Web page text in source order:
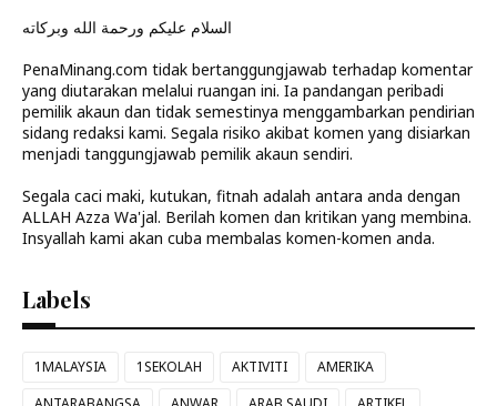
السلام عليكم ورحمة الله وبركاته
PenaMinang.com tidak bertanggungjawab terhadap komentar
yang diutarakan melalui ruangan ini. Ia pandangan peribadi
pemilik akaun dan tidak semestinya menggambarkan pendirian
sidang redaksi kami. Segala risiko akibat komen yang disiarkan
menjadi tanggungjawab pemilik akaun sendiri.
Segala caci maki, kutukan, fitnah adalah antara anda dengan
ALLAH Azza Wa'jal. Berilah komen dan kritikan yang membina.
Insyallah kami akan cuba membalas komen-komen anda.
Labels
1MALAYSIA 1SEKOLAH AKTIVITI
AMERIKA